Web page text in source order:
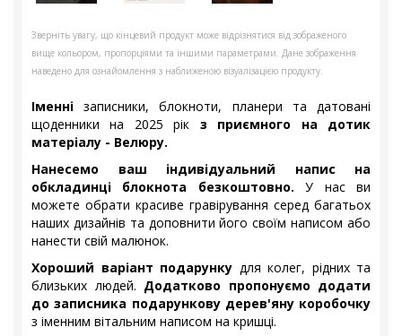
Зверніть увагу, що кінцевий продукт може відрізнятися від зображеного
вище кольором, пропорціями та іншими параметрами. Дане зображення
наведено для ознайомлення з наближеною візуалізацією продукту.
Іменні записники, блокноти, планери та датовані
щоденники на 2025 рік з приємного на дотик
матеріалу - Велюру.
Нанесемо ваш індивідуальний напис на
обкладинці блокнота безкоштовно.У нас ви
можете обрати красиве гравірування серед багатьох
наших дизайнів та доповнити його своїм написом або
нанести свій малюнок.
Хороший варіант подарунку для колег, рідних та
близьких людей. Додатково пропонуємо додати
до записника подарункову дерев'яну коробочку
з іменним вітальним написом на кришці.